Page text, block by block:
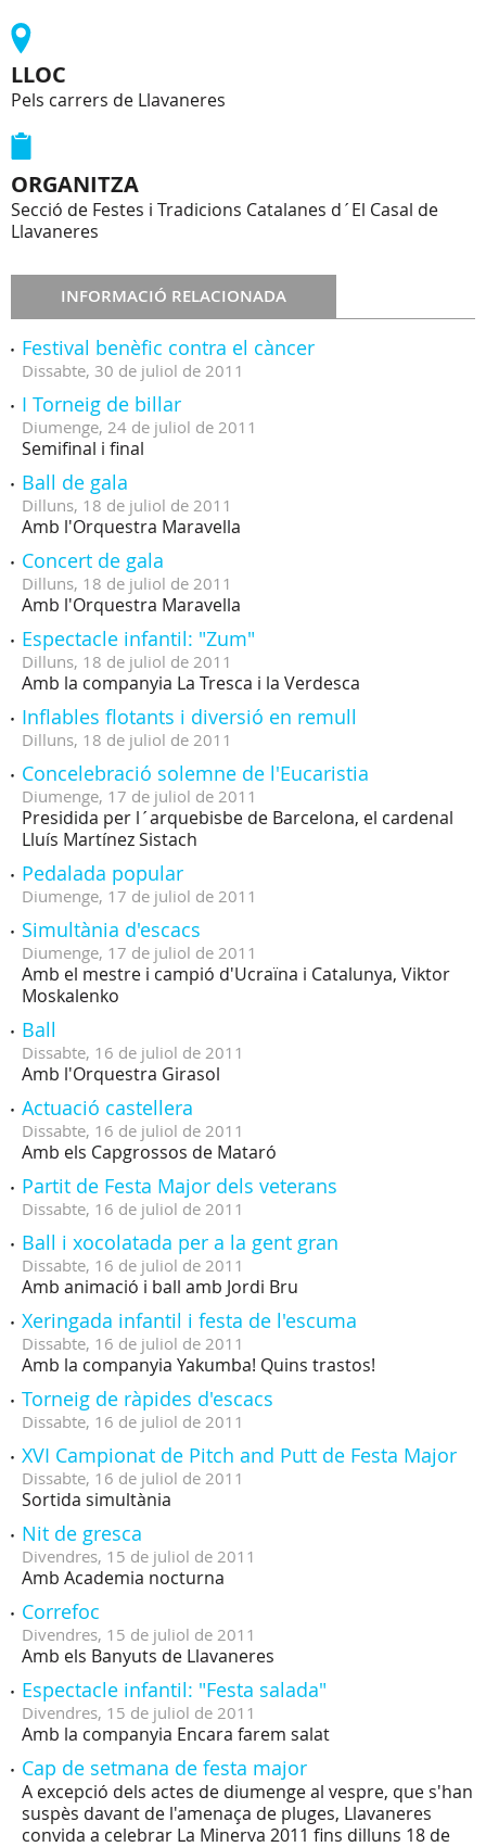
LLOC
Pels carrers de Llavaneres
ORGANITZA
Secció de Festes i Tradicions Catalanes d´El Casal de
Llavaneres
INFORMACIÓ RELACIONADA
Festival benèfic contra el càncer
Dissabte, 30 de juliol de 2011
I Torneig de billar
Diumenge, 24 de juliol de 2011
Semifinal i final
Ball de gala
Dilluns, 18 de juliol de 2011
Amb l'Orquestra Maravella
Concert de gala
Dilluns, 18 de juliol de 2011
Amb l'Orquestra Maravella
Espectacle infantil: "Zum"
Dilluns, 18 de juliol de 2011
Amb la companyia La Tresca i la Verdesca
Inflables flotants i diversió en remull
Dilluns, 18 de juliol de 2011
Concelebració solemne de l'Eucaristia
Diumenge, 17 de juliol de 2011
Presidida per l´arquebisbe de Barcelona, el cardenal
Lluís Martínez Sistach
Pedalada popular
Diumenge, 17 de juliol de 2011
Simultània d'escacs
Diumenge, 17 de juliol de 2011
Amb el mestre i campió d'Ucraïna i Catalunya, Viktor
Moskalenko
Ball
Dissabte, 16 de juliol de 2011
Amb l'Orquestra Girasol
Actuació castellera
Dissabte, 16 de juliol de 2011
Amb els Capgrossos de Mataró
Partit de Festa Major dels veterans
Dissabte, 16 de juliol de 2011
Ball i xocolatada per a la gent gran
Dissabte, 16 de juliol de 2011
Amb animació i ball amb Jordi Bru
Xeringada infantil i festa de l'escuma
Dissabte, 16 de juliol de 2011
Amb la companyia Yakumba! Quins trastos!
Torneig de ràpides d'escacs
Dissabte, 16 de juliol de 2011
XVI Campionat de Pitch and Putt de Festa Major
Dissabte, 16 de juliol de 2011
Sortida simultània
Nit de gresca
Divendres, 15 de juliol de 2011
Amb Academia nocturna
Correfoc
Divendres, 15 de juliol de 2011
Amb els Banyuts de Llavaneres
Espectacle infantil: "Festa salada"
Divendres, 15 de juliol de 2011
Amb la companyia Encara farem salat
Cap de setmana de festa major
A excepció dels actes de diumenge al vespre, que s'han
suspès davant de l'amenaça de pluges, Llavaneres
convida a celebrar La Minerva 2011 fins dilluns 18 de